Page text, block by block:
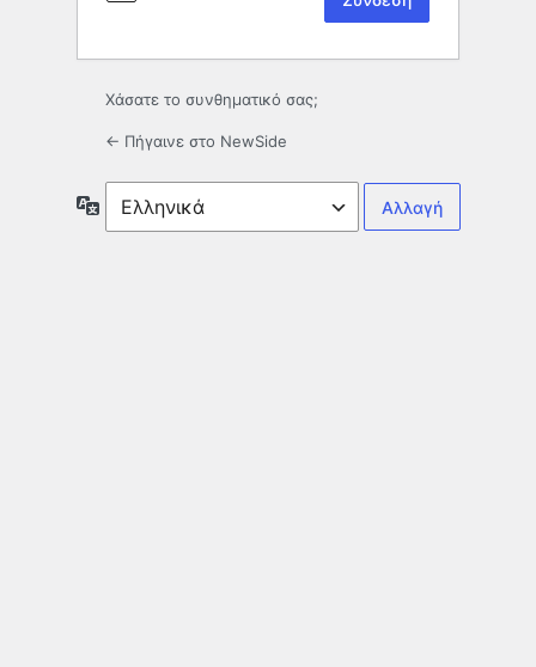
Χάσατε το συνθηματικό σας;
← Πήγαινε στο NewSide
Γλώσσα